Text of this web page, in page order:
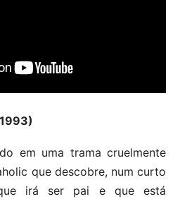
em uma trama cruelmente
que descobre, num curto
irá ser pai e que está